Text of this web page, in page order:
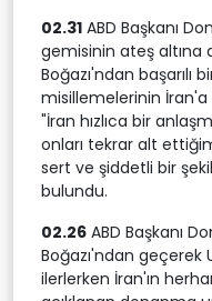
02.31 ABD Başkanı
gemisinin ateş altına
Boğazı'ndan başarılı
misillemelerinin
"İran hızlıca bir
onları tekrar alt
sert ve şiddetli bir
bulundu.
02.26 ABD Başkanı
Boğazı'ndan
ilerlerken İran'ın